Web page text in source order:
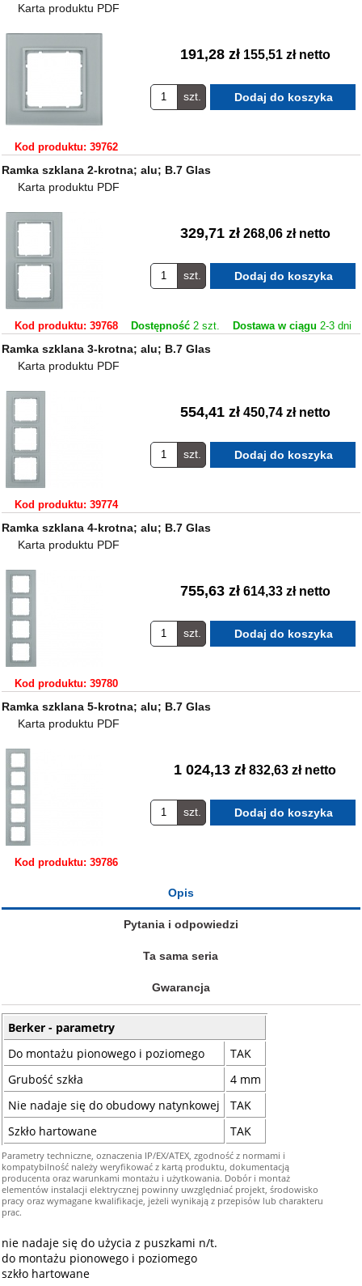
Karta produktu PDF
Kod produktu: 39762
191,28 zł 155,51 zł netto
szt.
Ramka szklana 2-krotna; alu; B.7 Glas
Karta produktu PDF
Kod produktu: 39768 Dostępność 2 szt. Dostawa w ciągu 2-3 dni
329,71 zł 268,06 zł netto
szt.
Ramka szklana 3-krotna; alu; B.7 Glas
Karta produktu PDF
Kod produktu: 39774
554,41 zł 450,74 zł netto
szt.
Ramka szklana 4-krotna; alu; B.7 Glas
Karta produktu PDF
Kod produktu: 39780
755,63 zł 614,33 zł netto
szt.
Ramka szklana 5-krotna; alu; B.7 Glas
Karta produktu PDF
Kod produktu: 39786
1 024,13 zł 832,63 zł netto
szt.
Opis
Pytania i odpowiedzi
Ta sama seria
Gwarancja
Berker - parametry
Do montażu pionowego i poziomego
TAK
Grubość szkła
4 mm
Nie nadaje się do obudowy natynkowej
TAK
Szkło hartowane
TAK
Parametry techniczne, oznaczenia IP/EX/ATEX, zgodność z normami i
kompatybilność należy weryfikować z kartą produktu, dokumentacją
producenta oraz warunkami montażu i użytkowania. Dobór i montaż
elementów instalacji elektrycznej powinny uwzględniać projekt, środowisko
pracy oraz wymagane kwalifikacje, jeżeli wynikają z przepisów lub charakteru
prac.
nie nadaje się do użycia z puszkami n/t.
do montażu pionowego i poziomego
szkło hartowane